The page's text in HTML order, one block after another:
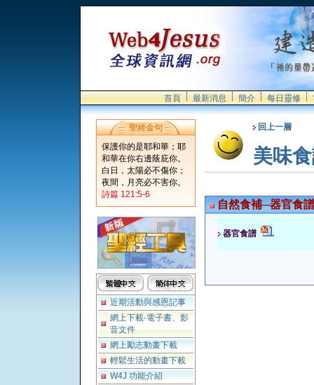
首頁 最新消息 簡介 每日靈修
聖經金句
保護你的是耶和華；耶
和華在你右邊蔭庇你。
白日，太陽必不傷你；
夜間，月亮必不害你。
詩篇 121:5-6
近期活動與感恩記事
網上下載-電子書、影
音文件
網上勵志動畫下載
輕鬆生活的動畫下載
W4J 功能介紹
回上一層
美味
自然食補─器官食譜
器官食譜 .